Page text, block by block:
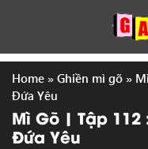
Home » Ghiền mì gõ »
Đứa Yêu
Mì Gõ | Tập
Đứa Yêu